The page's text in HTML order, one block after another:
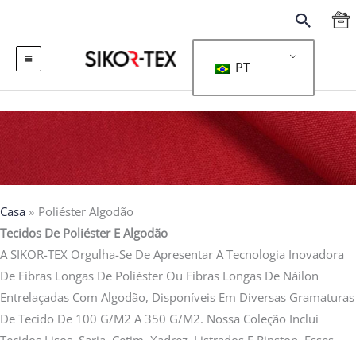
搜
索
PT
Casa
Poliéster Algodão
Tecidos De Poliéster E Algodão
A SIKOR-TEX Orgulha-Se De Apresentar A Tecnologia Inovadora
De Fibras Longas De Poliéster Ou Fibras Longas De Náilon
Entrelaçadas Com Algodão, Disponíveis Em Diversas Gramaturas
De Tecido De 100 G/m2 A 350 G/m2. Nossa Coleção Inclui